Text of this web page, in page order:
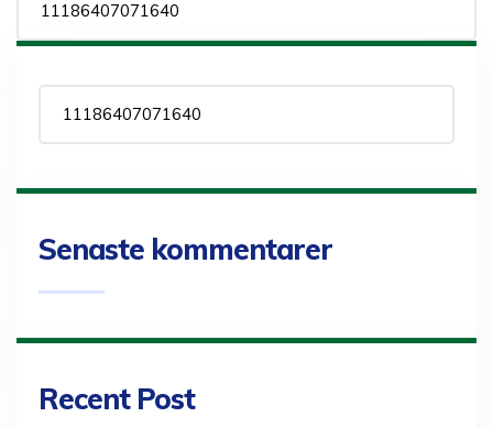
Senaste kommentarer
Recent Post